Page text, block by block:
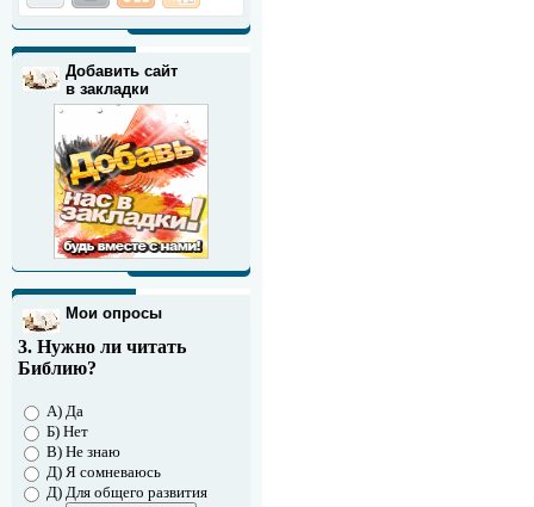
Добавить сайт
в закладки
Мои опросы
3. Нужно ли читать
Библию?
А) Да
Б) Нет
В) Не знаю
Д) Я сомневаюсь
Д) Для общего развития